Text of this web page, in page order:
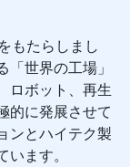
もたらしまし
世界の工場」
ロボット、再生
的に発展させて
ンとハイテク製
ます。